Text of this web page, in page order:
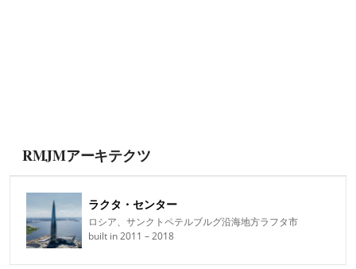
RMJMアーキテクツ
ラクタ・センター
ロシア、サンクトペテルブルグ沿海地方ラフタ市
built in 2011 – 2018